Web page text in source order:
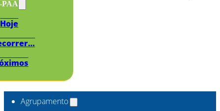
PAA
Hoje
Agrupamento